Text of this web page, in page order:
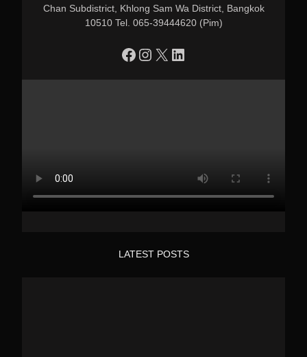
Chan Subdistrict, Khlong Sam Wa District, Bangkok
10510 Tel. 065-39444620 (Pim)
https://www.facebook.com/profile.php?id=100090086432719 Instagram X LinkedIn
LATEST POSTS